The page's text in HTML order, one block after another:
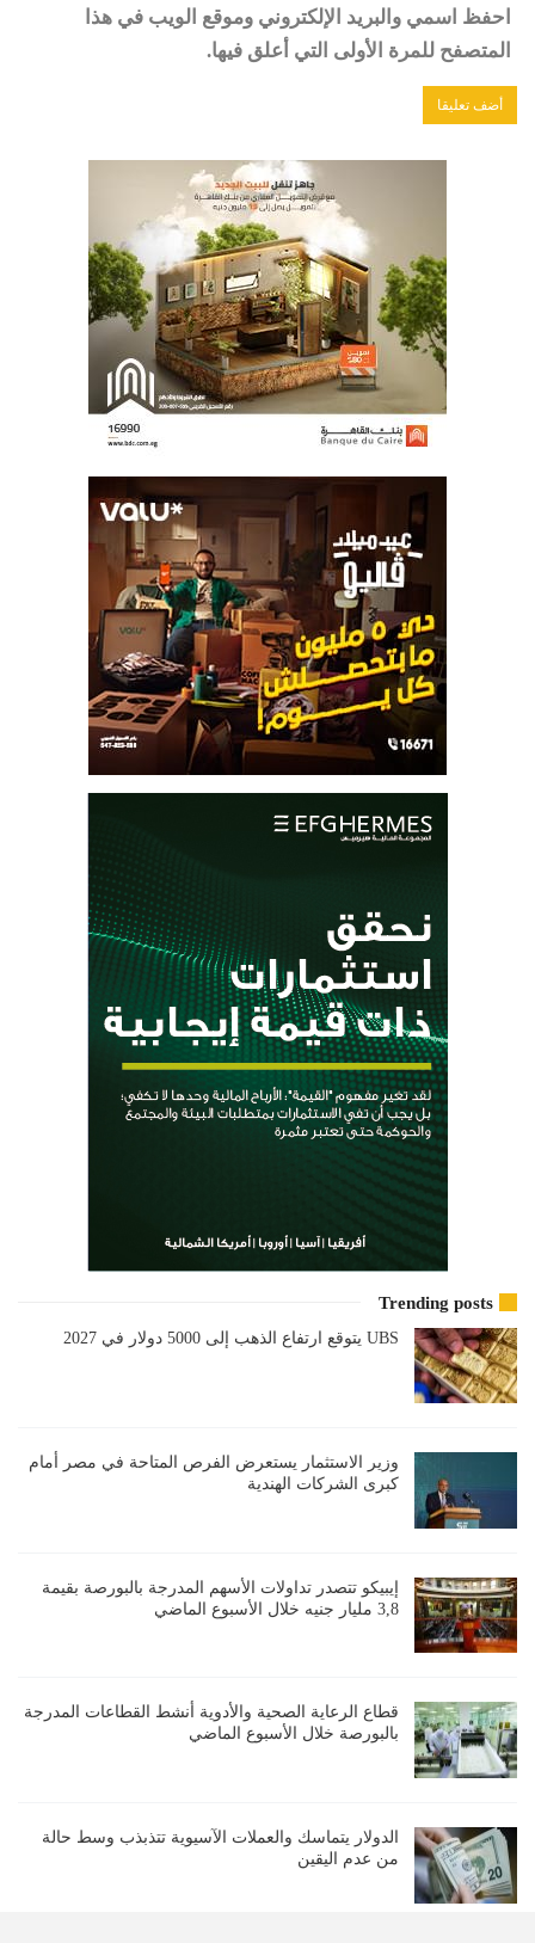
احفظ اسمي والبريد الإلكتروني وموقع الويب في هذا
المتصفح للمرة الأولى التي أعلق فيها.
Trending posts
UBS يتوقع ارتفاع الذهب إلى 5000 دولار في 2027
وزير الاستثمار يستعرض الفرص المتاحة في مصر أمام
كبرى الشركات الهندية
إيبيكو تتصدر تداولات الأسهم المدرجة بالبورصة بقيمة
3,8 مليار جنيه خلال الأسبوع الماضي
قطاع الرعاية الصحية والأدوية أنشط القطاعات المدرجة
بالبورصة خلال الأسبوع الماضي
الدولار يتماسك والعملات الآسيوية تتذبذب وسط حالة
من عدم اليقين